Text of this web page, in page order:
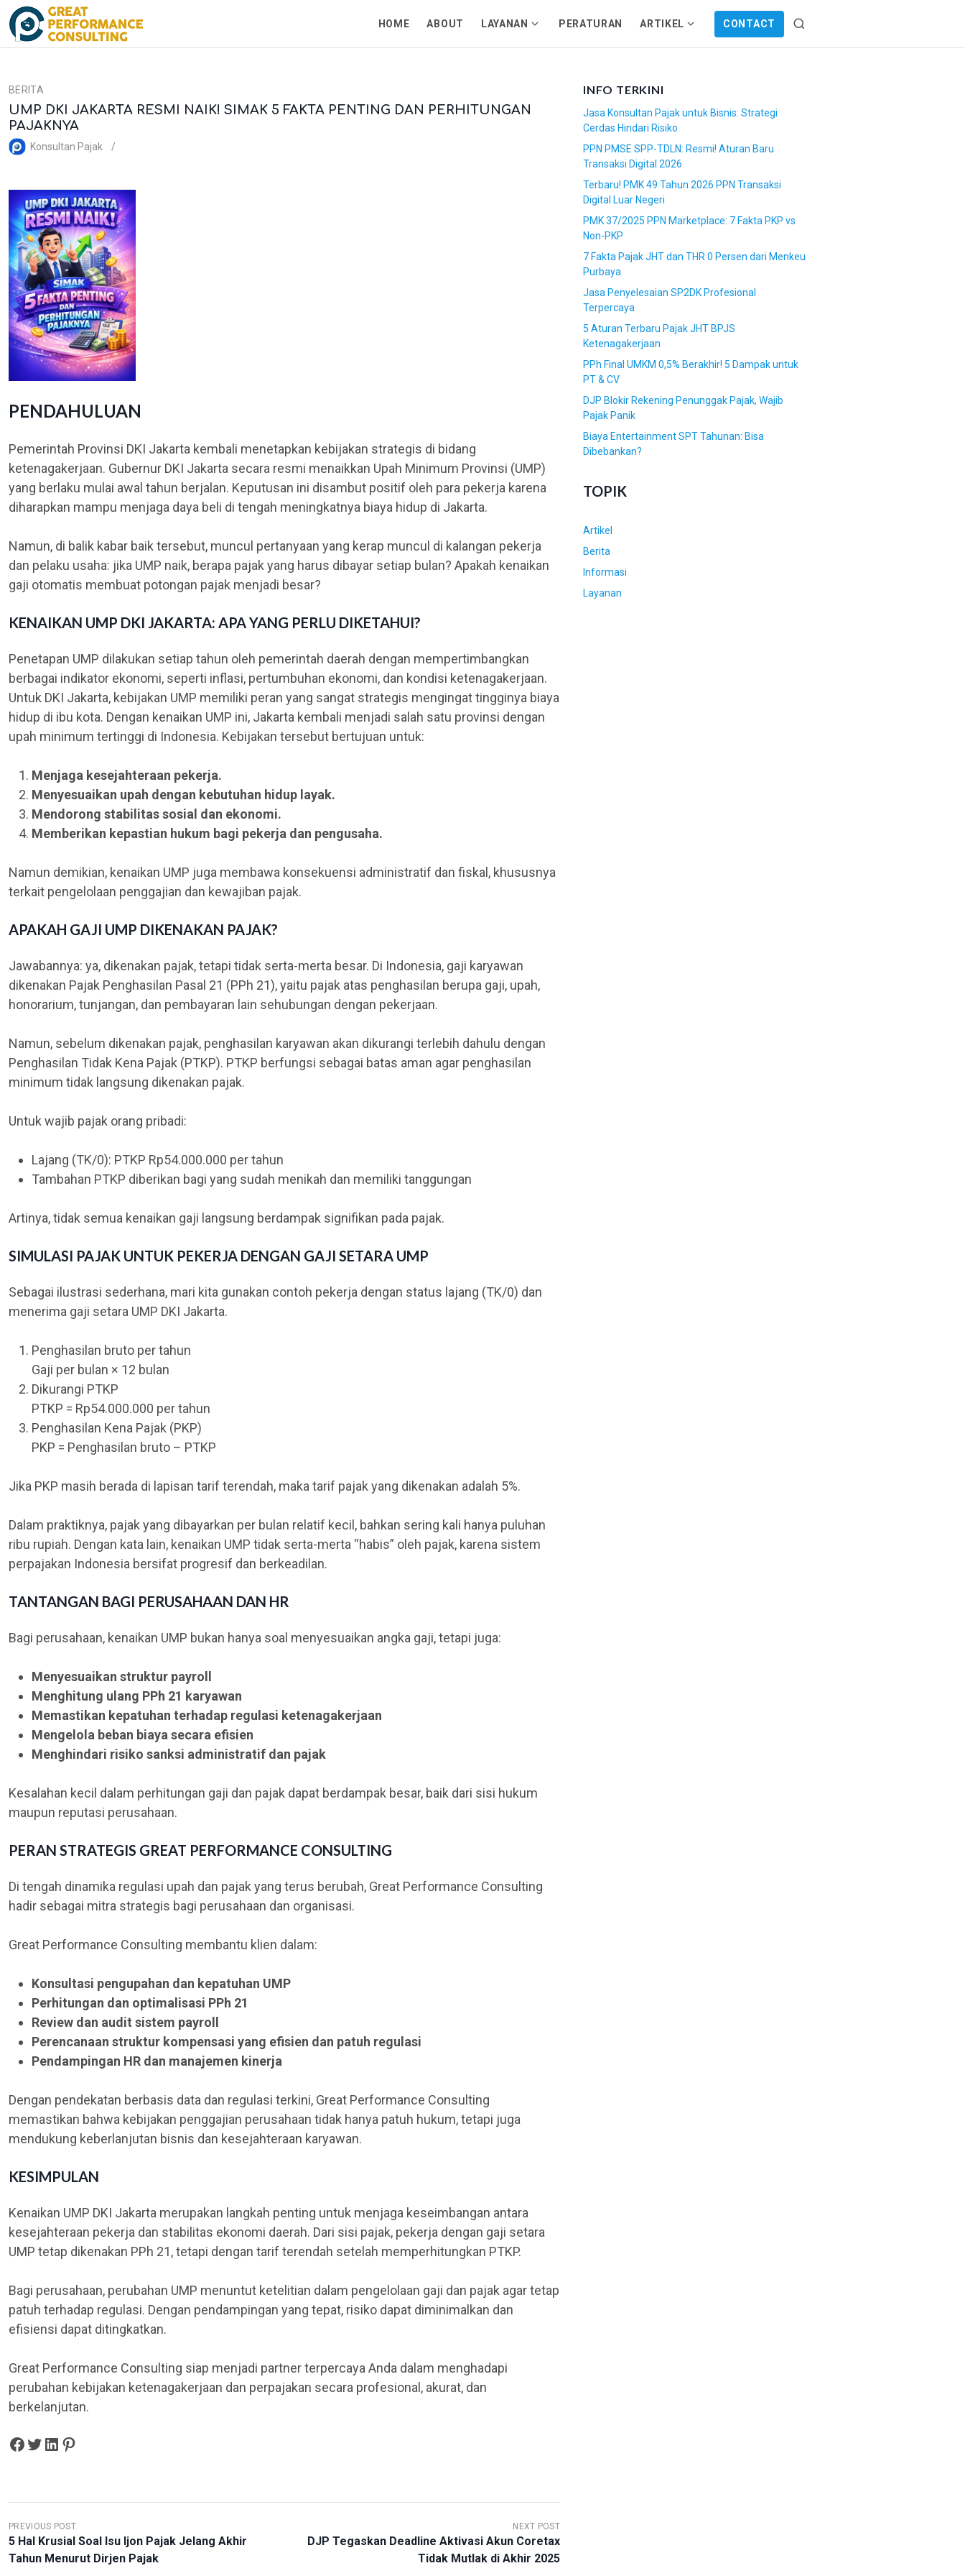
HOME ABOUT LAYANAN
h
PERATURAN ARTIKEL
h
u
m
n
f
r
r
CONTACT
S
BERITA
UMP DKI JAKARTA RESMI NAIK! SIMAK 5 FAKTA PENTING DAN PERHITUNGAN
PAJAKNYA
Konsultan Pajak
PENDAHULUAN
Pemerintah Provinsi DKI Jakarta kembali menetapkan kebijakan strategis di bidang
ketenagakerjaan. Gubernur DKI Jakarta secara resmi menaikkan Upah Minimum Provinsi (UMP)
yang berlaku mulai awal tahun berjalan. Keputusan ini disambut positif oleh para pekerja karena
diharapkan mampu menjaga daya beli di tengah meningkatnya biaya hidup di Jakarta.
Namun, di balik kabar baik tersebut, muncul pertanyaan yang kerap muncul di kalangan pekerja
dan pelaku usaha: jika UMP naik, berapa pajak yang harus dibayar setiap bulan? Apakah kenaikan
gaji otomatis membuat potongan pajak menjadi besar?
KENAIKAN UMP DKI JAKARTA: APA YANG PERLU DIKETAHUI?
Penetapan UMP dilakukan setiap tahun oleh pemerintah daerah dengan mempertimbangkan
berbagai indikator ekonomi, seperti inflasi, pertumbuhan ekonomi, dan kondisi ketenagakerjaan.
Untuk DKI Jakarta, kebijakan UMP memiliki peran yang sangat strategis mengingat tingginya biaya
hidup di ibu kota. Dengan kenaikan UMP ini, Jakarta kembali menjadi salah satu provinsi dengan
upah minimum tertinggi di Indonesia. Kebijakan tersebut bertujuan untuk:
Menjaga kesejahteraan pekerja.
Menyesuaikan upah dengan kebutuhan hidup layak.
Mendorong stabilitas sosial dan ekonomi.
Memberikan kepastian hukum bagi pekerja dan pengusaha.
Namun demikian, kenaikan UMP juga membawa konsekuensi administratif dan fiskal, khususnya
terkait pengelolaan penggajian dan kewajiban pajak.
APAKAH GAJI UMP DIKENAKAN PAJAK?
Jawabannya: ya, dikenakan pajak, tetapi tidak serta-merta besar. Di Indonesia, gaji karyawan
dikenakan Pajak Penghasilan Pasal 21 (PPh 21), yaitu pajak atas penghasilan berupa gaji, upah,
honorarium, tunjangan, dan pembayaran lain sehubungan dengan pekerjaan.
Namun, sebelum dikenakan pajak, penghasilan karyawan akan dikurangi terlebih dahulu dengan
Penghasilan Tidak Kena Pajak (PTKP). PTKP berfungsi sebagai batas aman agar penghasilan
minimum tidak langsung dikenakan pajak.
Untuk wajib pajak orang pribadi:
Lajang (TK/0): PTKP Rp54.000.000 per tahun
Tambahan PTKP diberikan bagi yang sudah menikah dan memiliki tanggungan
Artinya, tidak semua kenaikan gaji langsung berdampak signifikan pada pajak.
SIMULASI PAJAK UNTUK PEKERJA DENGAN GAJI SETARA UMP
Sebagai ilustrasi sederhana, mari kita gunakan contoh pekerja dengan status lajang (TK/0) dan
menerima gaji setara UMP DKI Jakarta.
Penghasilan bruto per tahun
Gaji per bulan × 12 bulan
Dikurangi PTKP
PTKP = Rp54.000.000 per tahun
Penghasilan Kena Pajak (PKP)
PKP = Penghasilan bruto – PTKP
Jika PKP masih berada di lapisan tarif terendah, maka tarif pajak yang dikenakan adalah 5%.
Dalam praktiknya, pajak yang dibayarkan per bulan relatif kecil, bahkan sering kali hanya puluhan
ribu rupiah. Dengan kata lain, kenaikan UMP tidak serta-merta “habis” oleh pajak, karena sistem
perpajakan Indonesia bersifat progresif dan berkeadilan.
TANTANGAN BAGI PERUSAHAAN DAN HR
Bagi perusahaan, kenaikan UMP bukan hanya soal menyesuaikan angka gaji, tetapi juga:
Menyesuaikan struktur payroll
Menghitung ulang PPh 21 karyawan
Memastikan kepatuhan terhadap regulasi ketenagakerjaan
Mengelola beban biaya secara efisien
Menghindari risiko sanksi administratif dan pajak
Kesalahan kecil dalam perhitungan gaji dan pajak dapat berdampak besar, baik dari sisi hukum
maupun reputasi perusahaan.
PERAN STRATEGIS GREAT PERFORMANCE CONSULTING
Di tengah dinamika regulasi upah dan pajak yang terus berubah, Great Performance Consulting
hadir sebagai mitra strategis bagi perusahaan dan organisasi.
Great Performance Consulting membantu klien dalam:
Konsultasi pengupahan dan kepatuhan UMP
Perhitungan dan optimalisasi PPh 21
Review dan audit sistem payroll
Perencanaan struktur kompensasi yang efisien dan patuh regulasi
Pendampingan HR dan manajemen kinerja
Dengan pendekatan berbasis data dan regulasi terkini, Great Performance Consulting
memastikan bahwa kebijakan penggajian perusahaan tidak hanya patuh hukum, tetapi juga
mendukung keberlanjutan bisnis dan kesejahteraan karyawan.
KESIMPULAN
Kenaikan UMP DKI Jakarta merupakan langkah penting untuk menjaga keseimbangan antara
kesejahteraan pekerja dan stabilitas ekonomi daerah. Dari sisi pajak, pekerja dengan gaji setara
UMP tetap dikenakan PPh 21, tetapi dengan tarif terendah setelah memperhitungkan PTKP.
Bagi perusahaan, perubahan UMP menuntut ketelitian dalam pengelolaan gaji dan pajak agar tetap
patuh terhadap regulasi. Dengan pendampingan yang tepat, risiko dapat diminimalkan dan
efisiensi dapat ditingkatkan.
Great Performance Consulting siap menjadi partner terpercaya Anda dalam menghadapi
perubahan kebijakan ketenagakerjaan dan perpajakan secara profesional, akurat, dan
berkelanjutan.
Share on Facebook Tweet on Twitter Share on LinkedIn Pin on Pinterest
N
A
PREVIOUS POST
5 Hal Krusial Soal Isu Ijon Pajak Jelang Akhir
Tahun Menurut Dirjen Pajak
NEXT POST
DJP Tegaskan Deadline Aktivasi Akun Coretax
Tidak Mutlak di Akhir 2025
INFO TERKINI
Jasa Konsultan Pajak untuk Bisnis: Strategi
Cerdas Hindari Risiko
PPN PMSE SPP-TDLN: Resmi! Aturan Baru
Transaksi Digital 2026
Terbaru! PMK 49 Tahun 2026 PPN Transaksi
Digital Luar Negeri
PMK 37/2025 PPN Marketplace: 7 Fakta PKP vs
Non-PKP
7 Fakta Pajak JHT dan THR 0 Persen dari Menkeu
Purbaya
Jasa Penyelesaian SP2DK Profesional
Terpercaya
5 Aturan Terbaru Pajak JHT BPJS
Ketenagakerjaan
PPh Final UMKM 0,5% Berakhir! 5 Dampak untuk
PT & CV
DJP Blokir Rekening Penunggak Pajak, Wajib
Pajak Panik
Biaya Entertainment SPT Tahunan: Bisa
Dibebankan?
TOPIK
Artikel
Berita
Informasi
Layanan